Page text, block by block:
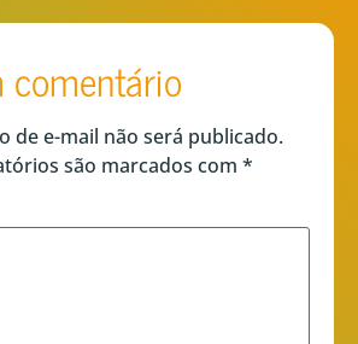
comentário
de e-mail não será publicado.
são marcados com *